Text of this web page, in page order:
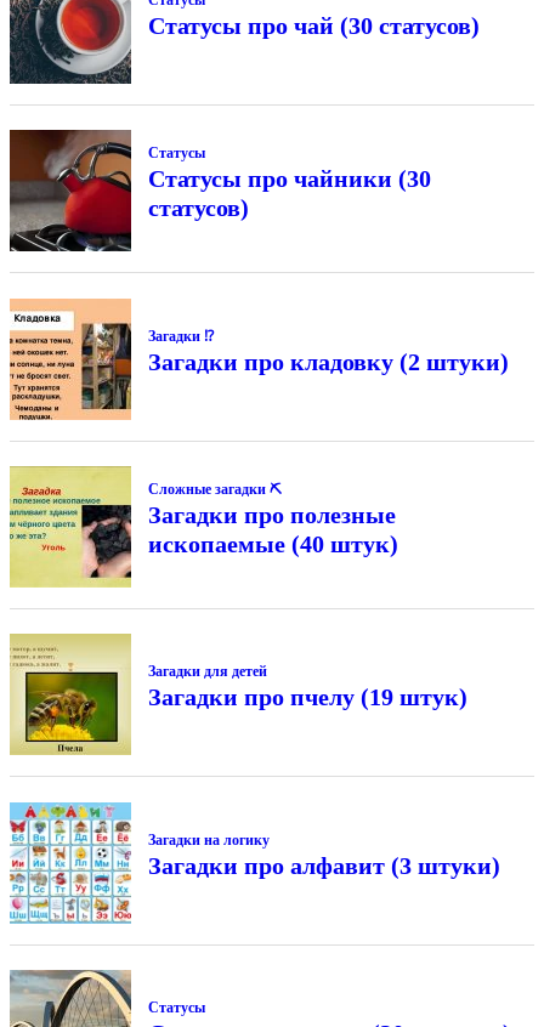
Статусы про чай (30 статусов)
Статусы
Статусы про чайники (30
статусов)
Загадки ⁉
Загадки про кладовку (2 штуки)
Сложные загадки ⛏
Загадки про полезные
ископаемые (40 штук)
Загадки для детей
Загадки про пчелу (19 штук)
Загадки на логику
Загадки про алфавит (3 штуки)
Статусы